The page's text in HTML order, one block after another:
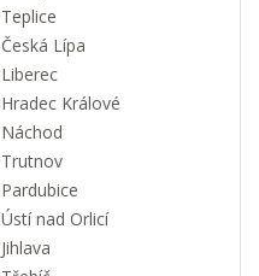
Teplice
Česká Lípa
Liberec
Hradec Králové
Náchod
Trutnov
Pardubice
Ústí nad Orlicí
Jihlava